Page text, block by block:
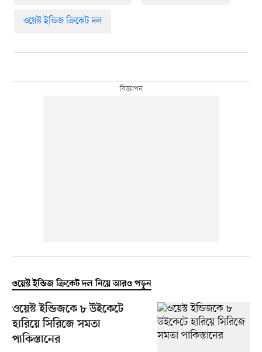
ওয়েস্ট ইন্ডিজ ক্রিকেট দল
ওয়েস্ট ইন্ডিজ ক্রিকেট দল নিয়ে আরও পড়ুন
ওয়েস্ট ইন্ডিজকে ৮ উইকেটে
হারিয়ে সিরিজে সমতা
পাকিস্তানের